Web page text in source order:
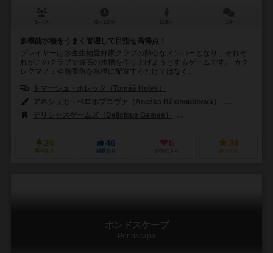
多機能水槽をうまく管理して目指せ高得点！
プレイヤーは水生生物愛好家クラブの熱心なメンバーとなり、それぞ
れがこのクラブで最高の水槽を作り上げようとするゲームです。 カク
レクマノミや熱帯魚を水槽に配置するだけではなく...
トマーシュ・ホレック（Tomáš Holek）
アネシュカ・ベロホブコヴァ（Anežka Bělohoubková）
デリシャスゲームズ（Delicious Games）
24
興味あり
46
経験あり
6
お気に入り
34
持ってる
ポンドスケープ
Pondscape